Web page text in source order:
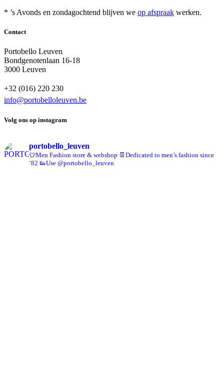
* ’s Avonds en zondagochtend blijven we op afspraak werken.
Contact
Portobello Leuven
Bondgenotenlaan 16-18
3000 Leuven
+32 (016) 220 230
info@portobelloleuven.be
Volg ons op instagram
portobello_leuven
👕Men Fashion store & webshop 👖Dedicated to men’s fashion since
‘82 👟Use @portobello_leuven